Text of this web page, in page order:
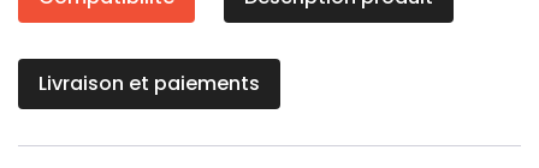
Livraison et paiements